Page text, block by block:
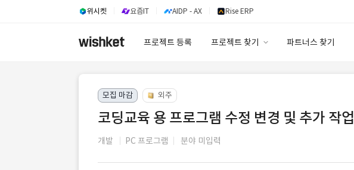
위시켓 요즘IT AIDP - AX Rise ERP
프로젝트 등록 프로젝트 찾기 파트너스 찾기
모집 마감 외주
코딩교육 용 프로그램 수정 변경 및 추가 작업
개발 PC 프로그램 분야 미입력